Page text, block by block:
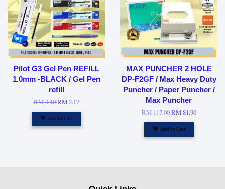
Pilot G3 Gel Pen REFILL
1.0mm -BLACK / Gel Pen
refill
RM 3.10RM 2.17
Add to Cart
MAX PUNCHER 2 HOLE
DP-F2GF / Max Heavy Duty
Puncher / Paper Puncher /
Max Puncher
RM 117.00RM 81.90
Add to Cart